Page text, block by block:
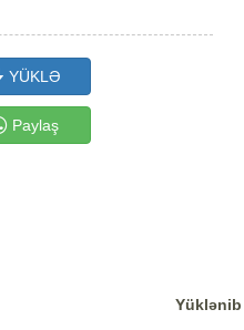
YÜKLƏ
Paylaş
Yüklənib